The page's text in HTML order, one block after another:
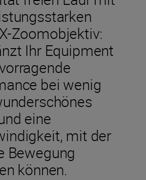
Zoomobjektiv:
Ihr Equipment
bei wenig
eine
mit der
Bewegung
können.